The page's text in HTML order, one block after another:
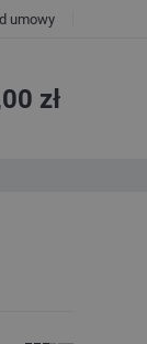
umowy
zł